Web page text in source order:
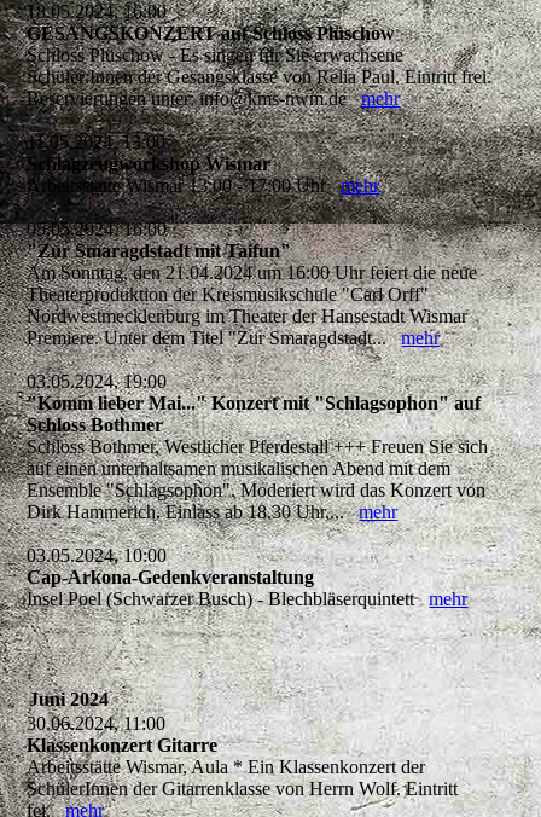
18.05.2024, 16:00
GESANGSKONZERT auf Schloss Plüschow
Schloss Plüschow - Es singen für Sie erwachsene
Schüler:Innen der Gesangsklasse von Relia Paul. Eintritt frei.
Reservierungen unter: info@kms-nwm.demehr
11.05.2024, 13:00
Schlagzeugworkshop Wismar
Arbeitsstätte Wismar 13:00 - 17:00 Uhrmehr
05.05.2024, 16:00
"Zur Smaragdstadt mit Taifun"
Am Sonntag, den 21.04.2024 um 16:00 Uhr feiert die neue
Theaterproduktion der Kreismusikschule "Carl Orff"
Nordwestmecklenburg im Theater der Hansestadt Wismar
Premiere. Unter dem Titel "Zur Smaragdstadt...mehr
03.05.2024, 19:00
"Komm lieber Mai..." Konzert mit "Schlagsophon" auf
Schloss Bothmer
Schloss Bothmer, Westlicher Pferdestall +++ Freuen Sie sich
auf einen unterhaltsamen musikalischen Abend mit dem
Ensemble "Schlagsophon". Moderiert wird das Konzert von
Dirk Hammerich. Einlass ab 18.30 Uhr,...mehr
03.05.2024, 10:00
Cap-Arkona-Gedenkveranstaltung
Insel Poel (Schwarzer Busch) - Blechbläserquintettmehr
Juni 2024
30.06.2024, 11:00
Klassenkonzert Gitarre
Arbeitsstätte Wismar, Aula * Ein Klassenkonzert der
SchülerInnen der Gitarrenklasse von Herrn Wolf. Eintritt
fei.mehr